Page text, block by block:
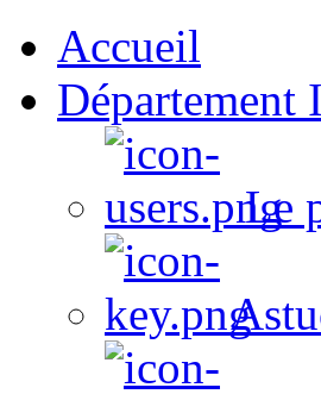
Accueil
Département
Le